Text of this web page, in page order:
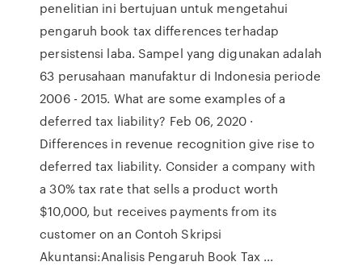
penelitian ini bertujuan untuk mengetahui
pengaruh book tax differences terhadap
persistensi laba. Sampel yang digunakan adalah
63 perusahaan manufaktur di Indonesia periode
2006 - 2015. What are some examples of a
deferred tax liability? Feb 06, 2020 ·
Differences in revenue recognition give rise to
deferred tax liability. Consider a company with
a 30% tax rate that sells a product worth
$10,000, but receives payments from its
customer on an Contoh Skripsi
Akuntansi:Analisis Pengaruh Book Tax ...